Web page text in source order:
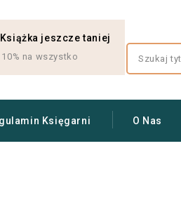
jeszcze taniej
10% na wszystko
Księgarni O Nas